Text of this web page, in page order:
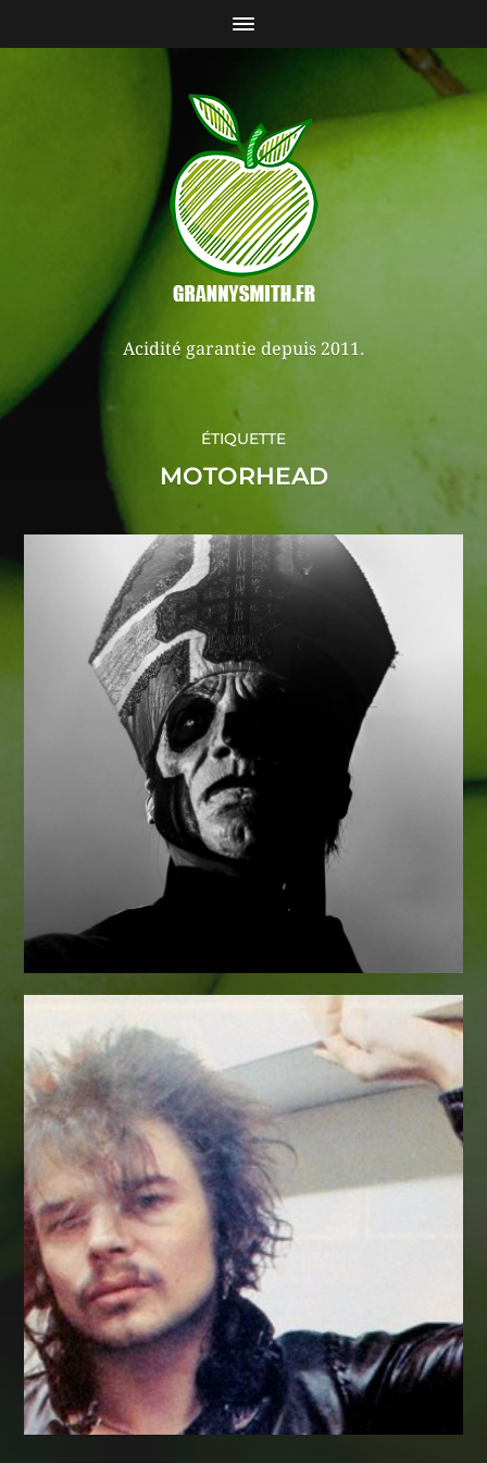
Acidité garantie depuis 2011.
ÉTIQUETTE
MOTORHEAD